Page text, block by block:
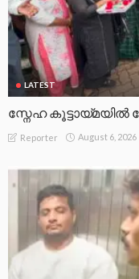
LATEST
സ്നേഹ
Reporter August 6, 2026